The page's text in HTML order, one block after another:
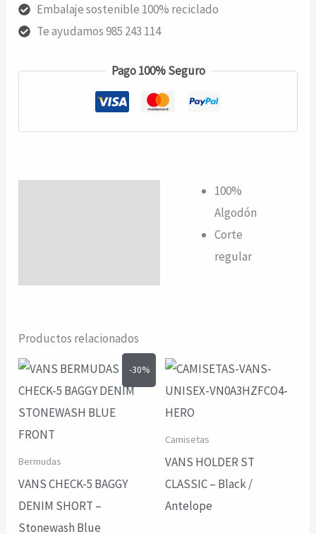
Embalaje sostenible 100% reciclado
Te ayudamos 985 243 114
Pago 100% Seguro
100%
Algodón
Corte
regular
Productos relacionados
-30%
Bermudas
VANS CHECK-5 BAGGY
DENIM SHORT –
Stonewash Blue
Camisetas
VANS HOLDER ST
CLASSIC – Black /
Antelope